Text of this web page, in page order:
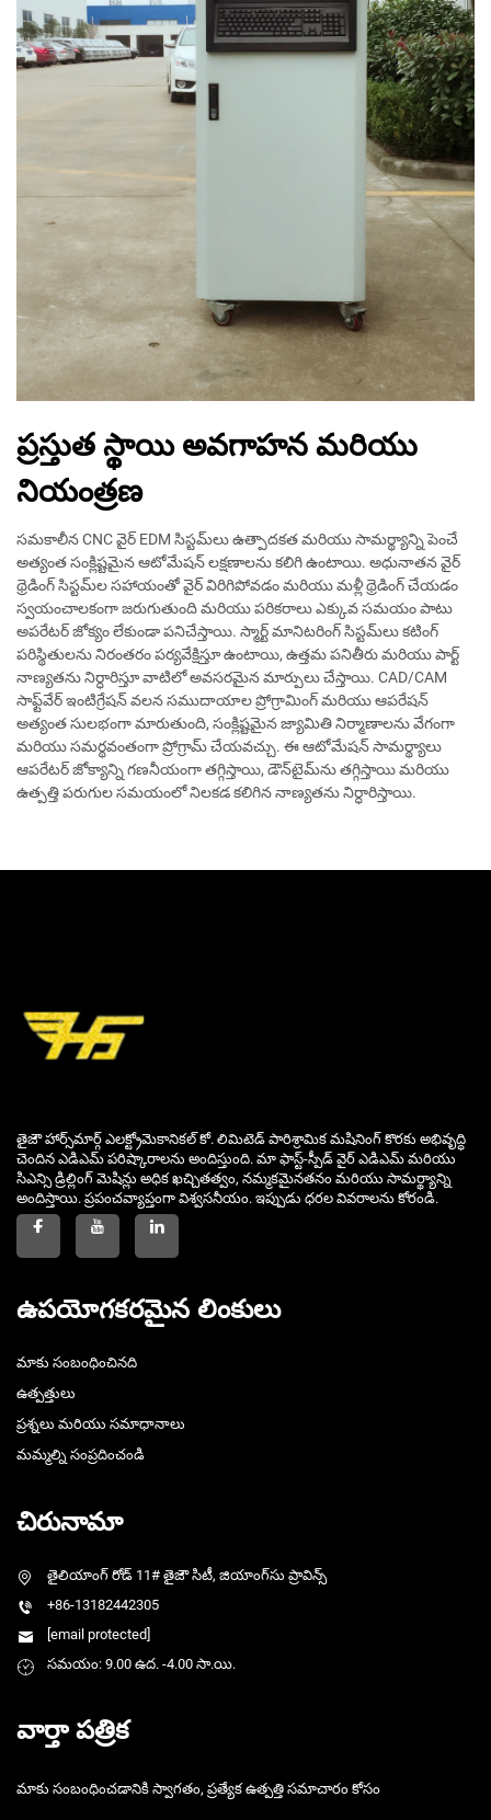
ప్రస్తుత స్థాయి అవగాహన మరియు
నియంత్రణ
సమకాలీన CNC వైర్ EDM సిస్టమ్‌లు ఉత్పాదకత మరియు సామర్థ్యాన్ని పెంచే
అత్యంత సంక్లిష్టమైన ఆటోమేషన్ లక్షణాలను కలిగి ఉంటాయి. అధునాతన వైర్
థ్రెడింగ్ సిస్టమ్‌ల సహాయంతో వైర్ విరిగిపోవడం మరియు మళ్లీ థ్రెడింగ్ చేయడం
స్వయంచాలకంగా జరుగుతుంది మరియు పరికరాలు ఎక్కువ సమయం పాటు
అపరేటర్ జోక్యం లేకుండా పనిచేస్తాయి. స్మార్ట్ మానిటరింగ్ సిస్టమ్‌లు కటింగ్
పరిస్థితులను నిరంతరం పర్యవేక్షిస్తూ ఉంటాయి, ఉత్తమ పనితీరు మరియు పార్ట్
నాణ్యతను నిర్ధారిస్తూ వాటిలో అవసరమైన మార్పులు చేస్తాయి. CAD/CAM
సాఫ్ట్‌వేర్ ఇంటిగ్రేషన్ వలన సముదాయాల ప్రోగ్రామింగ్ మరియు ఆపరేషన్
అత్యంత సులభంగా మారుతుంది, సంక్లిష్టమైన జ్యామితి నిర్మాణాలను వేగంగా
మరియు సమర్థవంతంగా ప్రోగ్రామ్ చేయవచ్చు. ఈ ఆటోమేషన్ సామర్థ్యాలు
ఆపరేటర్ జోక్యాన్ని గణనీయంగా తగ్గిస్తాయి, డౌన్‌టైమ్‌ను తగ్గిస్తాయి మరియు
ఉత్పత్తి పరుగుల సమయంలో నిలకడ కలిగిన నాణ్యతను నిర్ధారిస్తాయి.
తైజౌ హార్స్‌మార్గ్ ఎలక్ట్రోమెకానికల్ కో. లిమిటెడ్ పారిశ్రామిక మషినింగ్ కొరకు అభివృద్ధి
చెందిన ఎడిఎమ్ పరిష్కారాలను అందిస్తుంది. మా ఫాస్ట్-స్పీడ్ వైర్ ఎడిఎమ్ మరియు
సిఎన్సి డ్రిల్లింగ్ మెషిన్లు అధిక ఖచ్చితత్వం, నమ్మకమైనతనం మరియు సామర్థ్యాన్ని
అందిస్తాయి. ప్రపంచవ్యాప్తంగా విశ్వసనీయం. ఇప్పుడు ధరల వివరాలను కోరండి.
ఉపయోగకరమైన లింకులు
మాకు సంబంధించినది
ఉత్పత్తులు
ప్రశ్నలు మరియు సమాధానాలు
మమ్మల్ని సంప్రదించండి
చిరునామా
తైలియాంగ్ రోడ్ 11# తైజౌ సిటీ, జియాంగ్‌సు ప్రావిన్స్
+86-13182442305
[email protected]
సమయం: 9.00 ఉద. -4.00 సా.యి.
వార్తా పత్రిక
మాకు సంబంధించడానికి స్వాగతం, ప్రత్యేక ఉత్పత్తి సమాచారం కోసం